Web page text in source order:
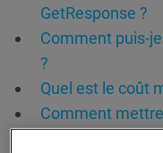
GetResponse ?
Comment puis-
?
Quel est le coût
Comment